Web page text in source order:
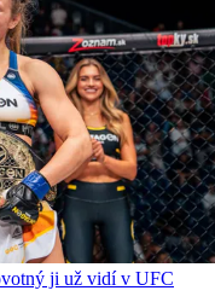
ji už vidí v UFC